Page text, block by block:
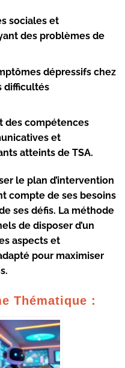
sociales et
des problèmes de
dépressifs chez
difficultés
des compétences
et
atteints de TSA.
le plan d’intervention
compte de ses besoins
ses défis. La méthode
de disposer d’un
aspects et
pour maximiser
Thématique :